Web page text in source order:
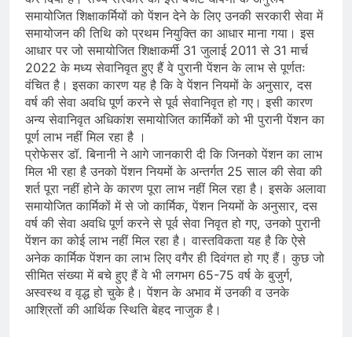
समायोजित शिक्षाकर्मियों को पेंशन देने के लिए उनकी सरकारी सेवा में
समायोजन की तिथि को प्रथम नियुक्ति का आधार माना गया। इस
आधार पर जो समायोजित शिक्षाकर्मी 31 जुलाई 2011 से 31 मार्च
2022 के मध्य सेवानिवृत हुए हैं वे पुरानी पेंशन के लाभ से पूर्णतः
वंचित है। इसका कारण यह है कि वे पेंशन नियमों के अनुसार, दस
वर्ष की सेवा अवधि पूर्ण करने से पूर्व सेवानिवृत हो गए। इसी कारण
अन्य सेवानिवृत अधिकांश समायोजित कार्मिकों को भी पुरानी पेंशन का
पूर्ण लाभ नहीं मिल रहा है ।
प्रोफेसर डॉ. बिनानी ने आगे जानकारी दी कि जिनको पेंशन का लाभ
मिल भी रहा है उनको पेंशन नियमों के अन्तर्गत 25 साल की सेवा की
शर्त पूरा नहीं होने के कारण पूरा लाभ नहीं मिल रहा है। इसके अलावा
समायोजित कार्मिकों में से जो कार्मिक, पेंशन नियमों के अनुसार, दस
वर्ष की सेवा अवधि पूर्ण करने से पूर्व सेवा निवृत हो गए, उनको पुरानी
पेंशन का कोई लाभ नहीं मिल रहा है। वास्तविकता यह है कि ऐसे
अनेक कार्मिक पेंशन का लाभ लिए वगैर ही दिवंगत हो गए हैं। कुछ जो
सीमित संख्या में बचे हुए हैं वे भी लगभग 65-75 वर्ष के बुजुर्ग,
अस्वस्थ व वृद्ध हो चुके है। पेंशन के अभाव में उनकी व उनके
आश्रितों की आर्थिक स्थिति बेहद नाजुक है।